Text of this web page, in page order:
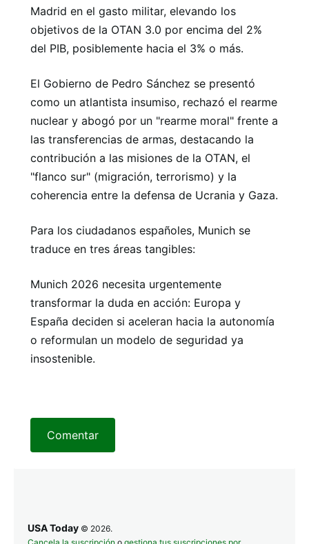
Madrid en el gasto militar, elevando los
objetivos de la OTAN 3.0 por encima del 2%
del PIB, posiblemente hacia el 3% o más.
El Gobierno de Pedro Sánchez se presentó
como un atlantista insumiso, rechazó el rearme
nuclear y abogó por un "rearme moral" frente a
las transferencias de armas, destacando la
contribución a las misiones de la OTAN, el
"flanco sur" (migración, terrorismo) y la
coherencia entre la defensa de Ucrania y Gaza.
Para los ciudadanos españoles, Munich se
traduce en tres áreas tangibles:
Munich 2026 necesita urgentemente
transformar la duda en acción: Europa y
España deciden si aceleran hacia la autonomía
o reformulan un modelo de seguridad ya
insostenible.
Comentar
USA Today © 2026.